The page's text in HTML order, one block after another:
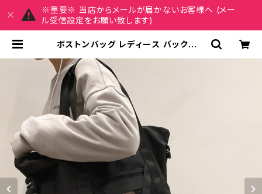
※重要※ 当店からメールが届かないお客様へ (メー
ル受信設定をお願い致します)
ボストンバッグ レディース バックパッ
夏 秋冬 春 夏 秋 冬 黒 バッグ ショル
ダーバック メッシュ マザーズバッグ
大容量バッグ バック シンプル リュッ
ク トートバック ボストンバック ハン
ドバッグ リュックサック ボストン バッ
ク ショルダー 肩掛け 斜めがけ トラベ
ル 旅行バック かばん ママバッグ 大
容量 大きめ 旅行 通学 通勤 大学生
女の子 A4 B4 グレー ブラック カレ
ッジコーデ カジュアル デイリー デー
ト お出かけ K-B0094 | REIRSE
レイルセ 20代,30代,40代 レディー
スファッション 通販